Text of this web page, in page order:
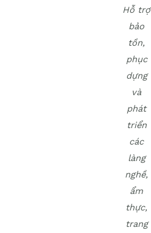
Hỗ trợ
bảo
tồn,
phục
dựng
và
phát
triển
các
làng
nghề,
ẩm
thực,
trang